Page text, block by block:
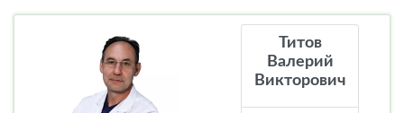
Титов
Валерий
Викторович